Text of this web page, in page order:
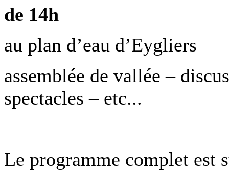
de 14h
au plan d’eau d’Eygliers
assemblée de vallée –
spectacles – etc...
Le programme complet est